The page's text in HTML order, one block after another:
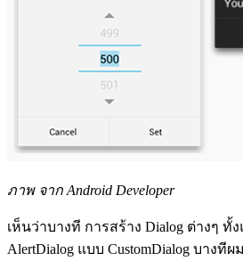
ภาพ จาก Android Developer
เห็นว่าบางที การสร้าง Dialog ต่างๆ ทั้
AlertDialog แบบ CustomDialog บาง